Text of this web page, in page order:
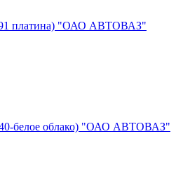
платина) "ОАО АВТОВАЗ"
белое облако) "ОАО АВТОВАЗ"